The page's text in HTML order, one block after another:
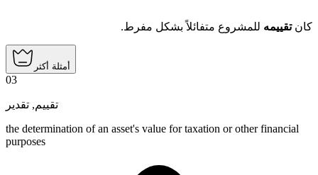
كانتقييمه للمشروع متفائلاً بشكل مفرط.
أمثلة أكثر
03
تقييم, تقدير
the determination of an asset's value for taxation or other financial
purposes